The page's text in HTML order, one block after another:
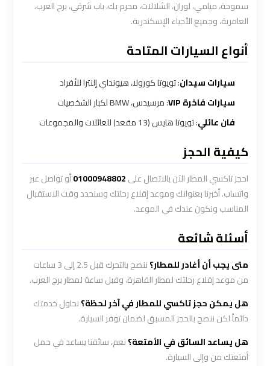
سموحة، ميامي، لوران، الشلالات، محرم بك، باب شرقي، برج العرب،
العامرية، وجميع الأحياء الإسكندرية.
أنواع السيارات المتاحة
سيارات سيدان: تويوتا كورولا، هيونداي إلنترا للأفراد
سيارات فاخرة VIP
: مرسيدس، BMW لكبار الشخصيات
فان عائلي: تويوتا هايس (13 مقعد) للعائلات والمجموعات
كيفية الحجز
احجز تاكسي المطار الآن بالاتصال على01000948802أو تواصل عبر
واتساب. أخبرنا بعنوانك وموعد إقلاع رحلتك وسنحدد وقت الاستقبال
المناسب ونكون عندك في الموعد.
أسئلة شائعة
متى يجب أن أغادر للمطار؟
ننصح بالتحرك قبل 2.5 إلى 3 ساعات
من موعد إقلاع رحلتك لمطار القاهرة، وقبل ساعة لمطار برج العرب.
هل يمكن حجز تاكسي للمطار في آخر لحظة؟نحاول خدمتك
دائماً لكن ننصح بالحجز المسبق لضمان توفر السيارة.
هل يساعد السائق في الأمتعة؟نعم، سائقنا يساعد في حمل
أمتعتك من وإلى السيارة.
ليموزين
بالقاهرة
شركة
القاهرة
ليموزين
القاهرة
شركه
ليموزين
القاهره